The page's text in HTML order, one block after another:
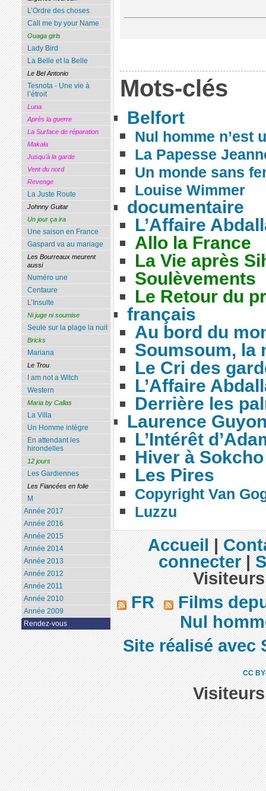
Mots-clés
Belfort
Nul homme n’est
La Papesse
Un monde sans
Louise Wimmer
documentaire
L’Affaire
Allo la France
La Vie après
Soulèvements
Le Retour du
français
Au bord du
Soumsoum, la
Le Cri des
L’Affaire
Derrière les
Laurence
L’Intérêt
Hiver à Sokcho
Les Pires
Copyright Van
Luzzu
L’Ordre des choses
Call me by your Name
Ouaga girls
Lady Bird
La Belle et la Belle
Le Bel Antonio
Tesnota - Une vie à
l’étroit
Luna
Après la guerre
La Surface de réparation
Makala
Jusqu’à la garde
Vent du nord
Revenge
La Juste Route
Johnny Guitar
Un jour ça ira
Une saison en France
Gaspard va au mariage
Les Bourreaux meurent
aussi
Numéro une
Centaure
L’Insulte
Ni juge ni soumise
Seule sur la plage la nuit
Bricks
Mariana
Le Trou
I am not a Witch
Western
Maria by Callas
La Villa
Un Homme intègre
En attendant les
hirondelles
12 jours
Les Gardiennes
Les Fiancées en folie
M
Année 2017
Année 2016
Année 2015
Année 2014
Année 2013
Année 2012
Année 2011
Année 2010
Année 2009
Rendez-vous
Accueil|
connecter|
FR
Films
Nul
Site réalisé avec
CC